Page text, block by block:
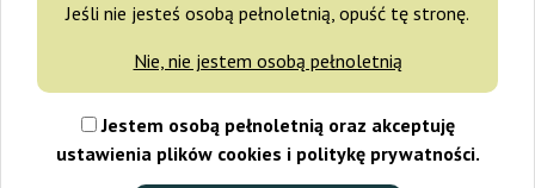
Jeśli nie jesteś osobą pełnoletnią, opuść tę stronę.
Nie, nie jestem osobą pełnoletnią
Jestem osobą pełnoletnią oraz akceptuję
ustawienia plików cookies i politykę prywatności.